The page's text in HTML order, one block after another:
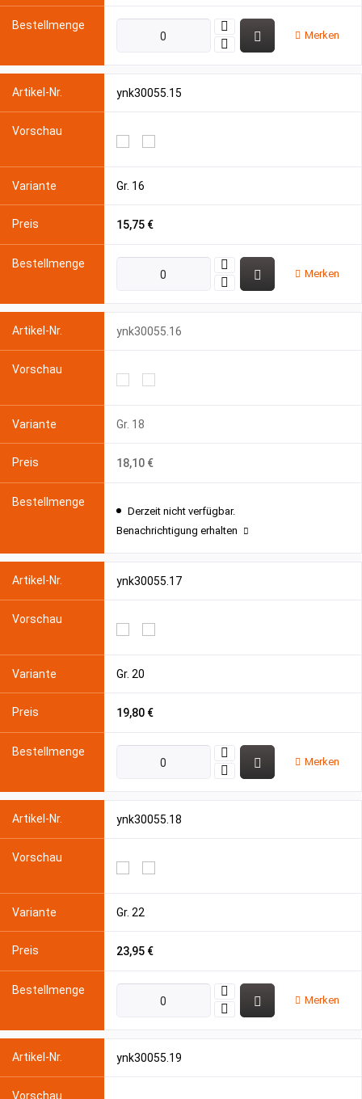
Merken
ynk30055.15
Gr. 16
15,75 €
Merken
ynk30055.16
Gr. 18
18,10 €
Derzeit nicht verfügbar.
Benachrichtigung erhalten
ynk30055.17
Gr. 20
19,80 €
Merken
ynk30055.18
Gr. 22
23,95 €
Merken
ynk30055.19